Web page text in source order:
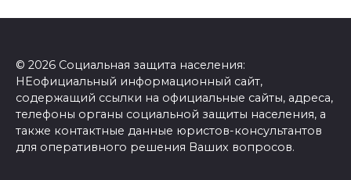
© 2026 Социальная защита населения:
НЕофициальный информационный сайт,
содержащий ссылки на официальные сайты, адреса,
телефоны органы социальной защиты населения, а
также контактные данные юристов-консультантов
для оперативного решения Ваших вопросов.